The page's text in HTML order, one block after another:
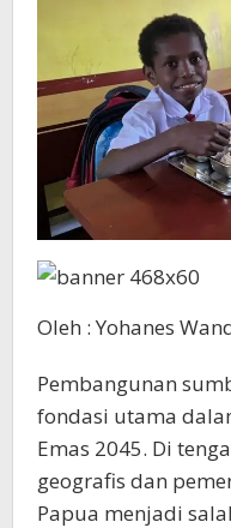
Oleh : Yohanes
Pembangunan
fondasi utama
Emas 2045. Di
geografis dan
Papua menjadi